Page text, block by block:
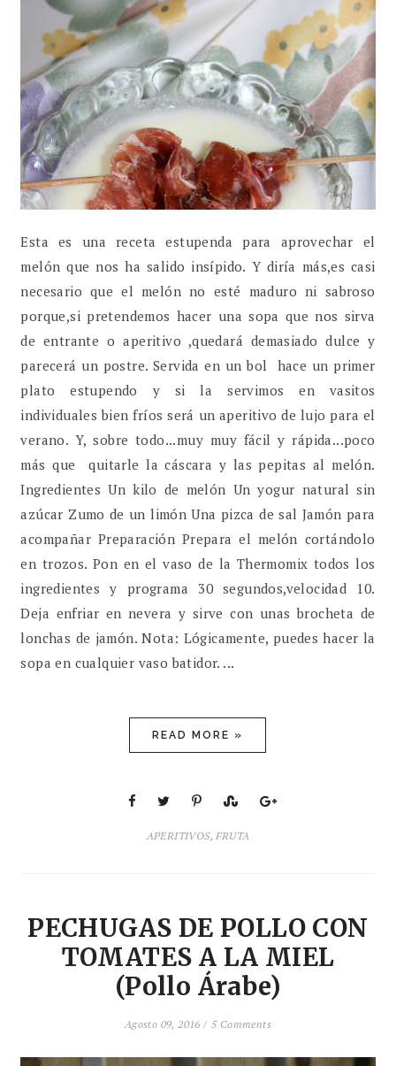
Esta es una receta estupenda para aprovechar el
melón que nos ha salido insípido. Y diría más,es casi
necesario que el melón no esté maduro ni sabroso
porque,si pretendemos hacer una sopa que nos sirva
de entrante o aperitivo ,quedará demasiado dulce y
parecerá un postre. Servida en un bol hace un primer
plato estupendo y si la servimos en vasitos
individuales bien fríos será un aperitivo de lujo para el
verano. Y, sobre todo...muy muy fácil y rápida...poco
más que quitarle la cáscara y las pepitas al melón.
Ingredientes Un kilo de melón Un yogur natural sin
azúcar Zumo de un limón Una pizca de sal Jamón para
acompañar Preparación Prepara el melón cortándolo
en trozos. Pon en el vaso de la Thermomix todos los
ingredientes y programa 30 segundos,velocidad 10.
Deja enfriar en nevera y sirve con unas brocheta de
lonchas de jamón. Nota: Lógicamente, puedes hacer la
sopa en cualquier vaso batidor. ...
READ MORE »
APERITIVOS, FRUTA
PECHUGAS DE POLLO CON
TOMATES A LA MIEL
(Pollo Árabe)
Agosto 09, 2016 / 5 Comments